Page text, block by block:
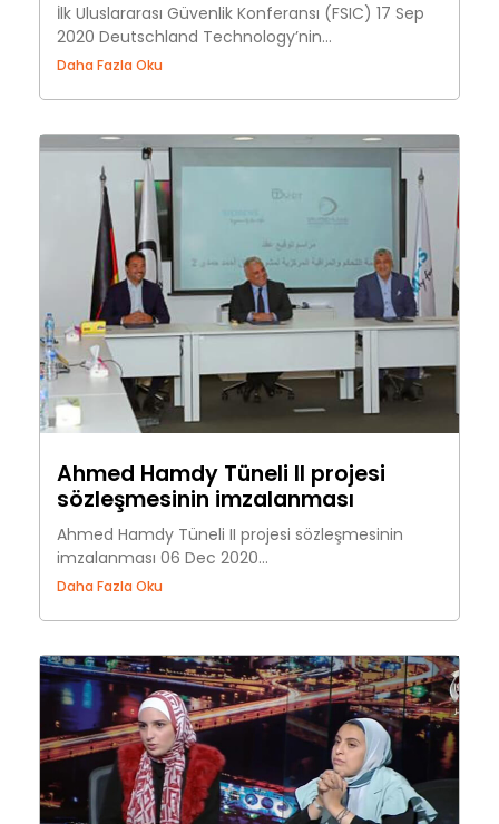
İlk Uluslararası Güvenlik Konferansı (FSIC) 17 Sep
2020 Deutschland Technology’nin...
Daha Fazla Oku
Ahmed Hamdy Tüneli II projesi
sözleşmesinin imzalanması
Ahmed Hamdy Tüneli II projesi sözleşmesinin
imzalanması 06 Dec 2020...
Daha Fazla Oku